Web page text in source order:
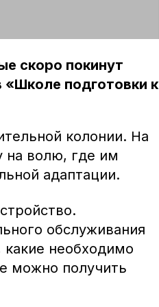
скоро покинут
подготовки к
колонии. На
на волю, где им
адаптации.
обслуживания
какие необходимо
можно получить